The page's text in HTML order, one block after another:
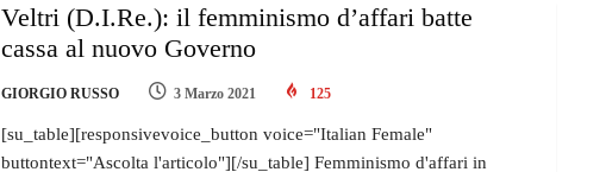
Veltri (D.I.Re.): il femminismo d’affari batte
cassa al nuovo Governo
GIORGIO RUSSO 3 Marzo 2021 125
[su_table][responsivevoice_button voice="Italian Female"
buttontext="Ascolta l'articolo"][/su_table] Femminismo d'affari in